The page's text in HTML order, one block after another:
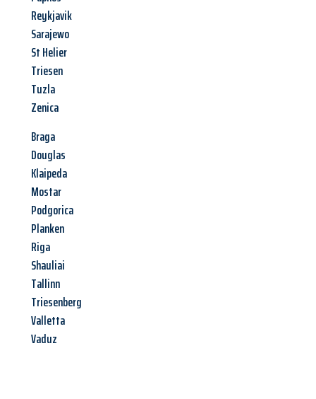
Reykjavik
Sarajewo
St Helier
Triesen
Tuzla
Zenica
Braga
Douglas
Klaipeda
Mostar
Podgorica
Planken
Riga
Shauliai
Tallinn
Triesenberg
Valletta
Vaduz